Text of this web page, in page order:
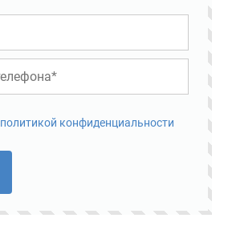
политикой конфиденциальности